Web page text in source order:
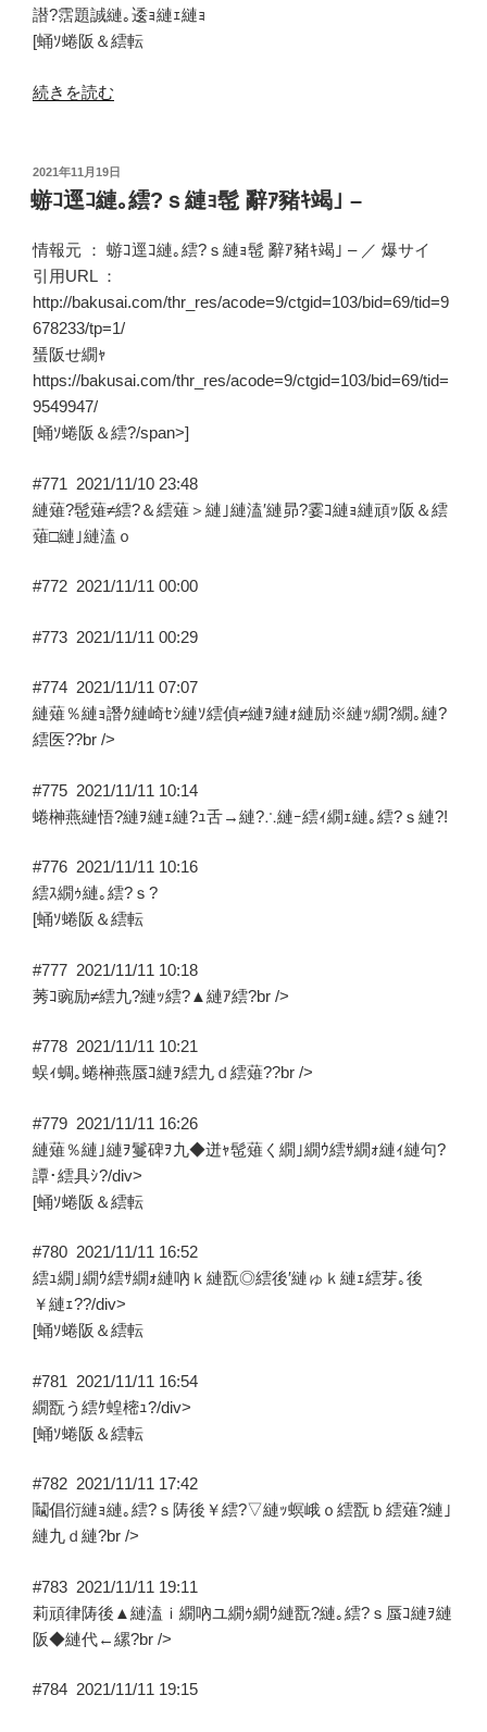
譛?霑題誠縺｡逶ｮ縺ｪ縺ｮ
[蛹ｿ蜷阪＆繧転
“蟆
繧
ｯ
ｩ
繝
繝
翫
リ
繧
ｪ
–”
続きを読む
投
稿
日:
2021年11月19日
蝣ｺ逕ｺ縺｡繧?ｓ縺ｮ髢 辭ｱ豬ｷ竭｣ –
情報元 ： 蝣ｺ逕ｺ縺｡繧?ｓ縺ｮ髢 辭ｱ豬ｷ竭｣ – ／ 爆サイ
引用URL ：
http://bakusai.com/thr_res/acode=9/ctgid=103/bid=69/tid=9
678233/tp=1/
蜑阪せ繝ｬ
https://bakusai.com/thr_res/acode=9/ctgid=103/bid=69/tid=
9549947/
[蛹ｿ蜷阪＆繧?/span>]
#771 2021/11/10 23:48
縺薙?髢薙≠繧?＆繧薙＞縺｣縺溘′縺昴?霎ｺ縺ｮ縺頑ｯ阪＆繧
薙□縺｣縺溘ｏ
#772 2021/11/11 00:00
#773 2021/11/11 00:29
#774 2021/11/11 07:07
縺薙％縺ｮ譖ｸ縺崎ｾｼ縺ｿ繧偵≠縺ｦ縺ｫ縺励※縺ｯ繝?繝｡縺?
繧医??br />
#775 2021/11/11 10:14
蜷榊燕縺悟?縺ｦ縺ｪ縺?ｭ舌→縺?∴縺ｰ繧ｨ繝ｪ縺｡繧?ｓ縺?!
#776 2021/11/11 10:16
繧ｽ繝ｩ縺｡繧?ｓ?
[蛹ｿ蜷阪＆繧転
#777 2021/11/11 10:18
莠ｺ豌励≠繧九?縺ｯ繧?▲縺ｱ繧?br />
#778 2021/11/11 10:21
蜈ｨ蜩｡蜷榊燕蜃ｺ縺ｦ繧九ｄ繧薙??br />
#779 2021/11/11 16:26
縺薙％縺｣縺ｦ鬘碑ｦ九◆迸ｬ髢薙く繝｣繝ｳ繧ｻ繝ｫ縺ｨ縺句?
譚･繧具ｼ?/div>
[蛹ｿ蜷阪＆繧転
#780 2021/11/11 16:52
繧ｭ繝｣繝ｳ繧ｻ繝ｫ縺吶ｋ縺翫◎繧後′縺ゅｋ縺ｪ繧芽｡後
￥縺ｪ??/div>
[蛹ｿ蜷阪＆繧転
#781 2021/11/11 16:54
繝翫う繧ｹ蝗樒ｭ?/div>
[蛹ｿ蜷阪＆繧転
#782 2021/11/11 17:42
鬮倡衍縺ｮ縺｡繧?ｓ陦後￥繧?▽縺ｯ螟峨ｏ繧翫ｂ繧薙?縺｣
縺九ｄ縺?br />
#783 2021/11/11 19:11
莉頑律陦後▲縺溘ｉ繝吶ユ繝ｩ繝ｳ縺翫?縺｡繧?ｓ蜃ｺ縺ｦ縺
阪◆縺代←縲?br />
#784 2021/11/11 19:15